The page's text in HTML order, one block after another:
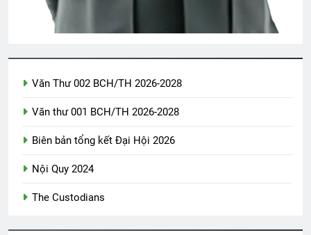
Daudet)
2 Years Ago
Văn Thư 002 BCH/TH 2026-2028
Văn thư 001 BCH/TH 2026-2028
Biên bản tổng kết Đại Hội 2026
Nội Quy 2024
The Custodians